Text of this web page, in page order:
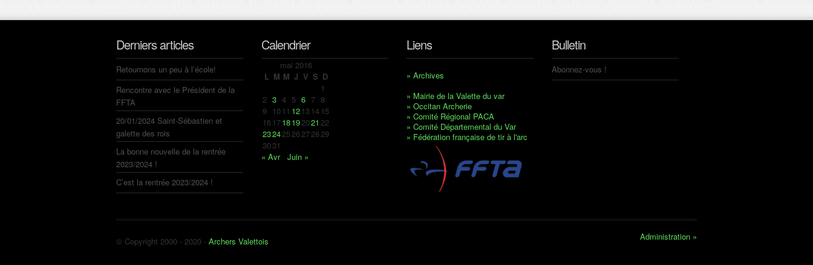
Derniers articles
Retournons un peu à l’école!
Rencontre avec le Président de la
FFTA
20/01/2024 Saint-Sébastien et
galette des rois
La bonne nouvelle de la rentrée
2023/2024 !
C’est la rentrée 2023/2024 !
Calendrier
mai 2016
L M M J V S D
1
2 3 4 5 6 7 8
9 10 11 12 13 14 15
16 1718192021 22
23242526272829
3031
« Avr
Juin »
Liens
» Archives
» Mairie de la Valette du var
» Occitan Archerie
» Comité Régional PACA
» Comité Départemental du Var
» Fédération française de tir à l'arc
Bulletin
Abonnez-vous !
© Copyright 2000 - 2020 - Archers Valettois Administration »